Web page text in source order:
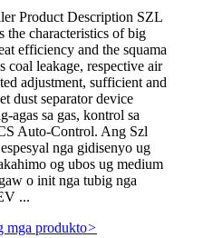
Product Description SZL
the characteristics of big
efficiency and the squama
coal leakage, respective air
adjustment, sufficient and
dust separator device
agas sa gas, kontrol sa
Auto-Control. Ang Szl
nga gidisenyo ug
og ubos ug medium
o init nga tubig nga
...
mga produkto>